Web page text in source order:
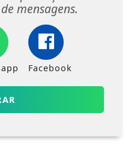
mensagens.
Facebook